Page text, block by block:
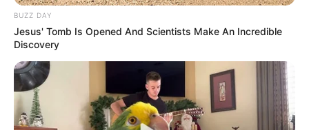
BUZZ DAY
Jesus' Tomb Is Opened And Scientists Make An Incredible
Discovery